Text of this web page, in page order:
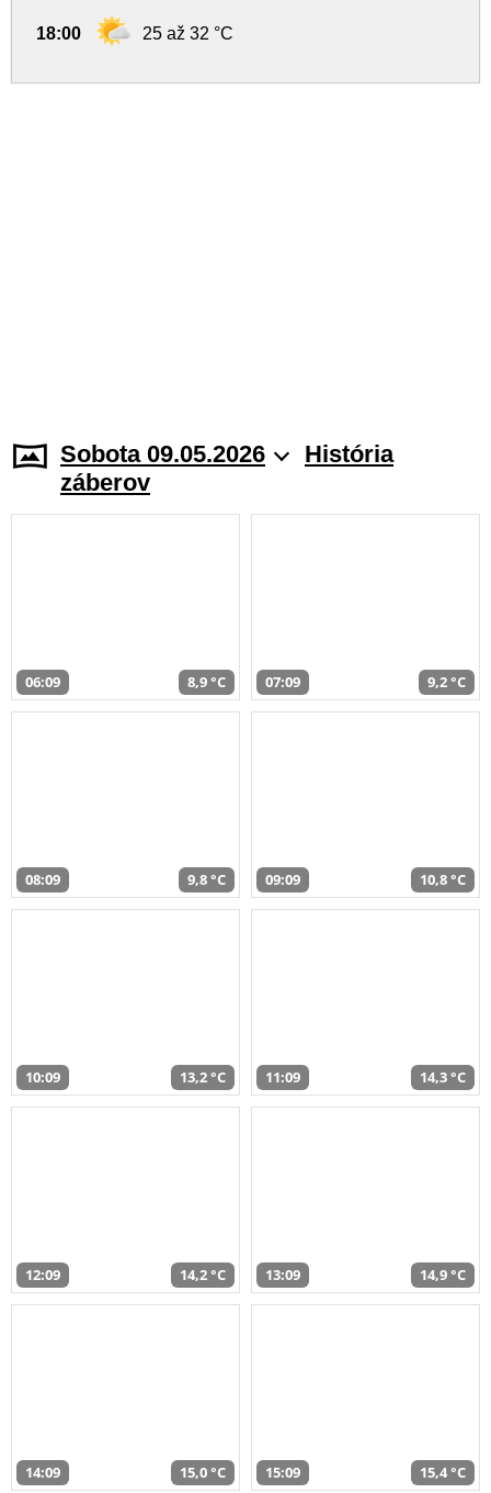
18:00 25 až 32 °C
Sobota 09.05.2026
História
záberov
06:09 8,9 °C 07:09 9,2 °C
08:09 9,8 °C 09:09 10,8 °C
10:09 13,2 °C 11:09 14,3 °C
12:09 14,2 °C 13:09 14,9 °C
14:09 15,0 °C 15:09 15,4 °C